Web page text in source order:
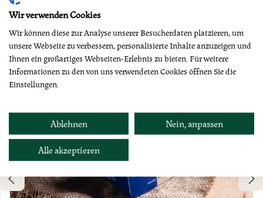
Wir verwenden Cookies
Wir können diese zur Analyse unserer Besucherdaten platzieren, um
unsere Webseite zu verbessern, personalisierte Inhalte anzuzeigen und
Ihnen ein großartiges Webseiten-Erlebnis zu bieten. Für weitere
Informationen zu den von uns verwendeten Cookies öffnen Sie die
Einstellungen.
Ablehnen Nein, anpassen
Alle akzeptieren